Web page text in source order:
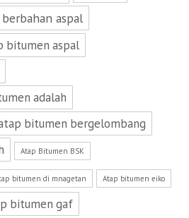
aspal
bitumen aspal
adalah
bitumen bergelombang
Atap Bitumen BSK
bitumen di mnagetan Atap bitumen eiko
bitumen gaf